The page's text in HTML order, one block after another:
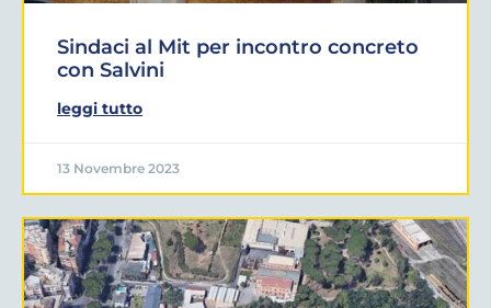
Sindaci al Mit per incontro concreto
con Salvini
leggi tutto
13 Novembre 2023